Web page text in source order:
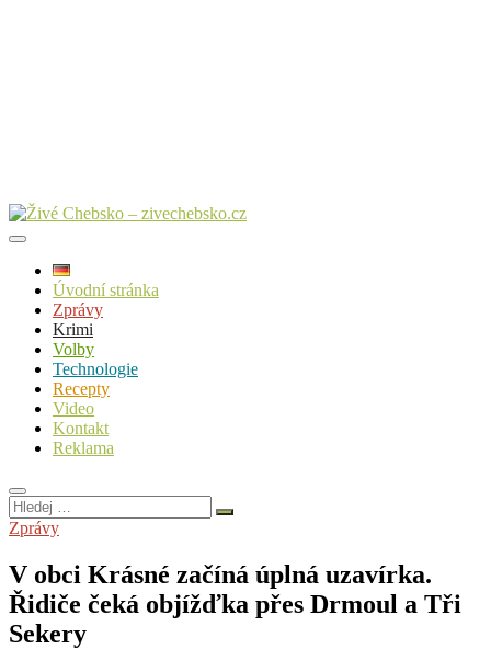
Úvodní stránka
Zprávy
Krimi
Volby
Technologie
Recepty
Video
Kontakt
Reklama
Hledej
…
Zprávy
V obci Krásné začíná úplná uzavírka.
Řidiče čeká objížďka přes Drmoul a Tři
Sekery